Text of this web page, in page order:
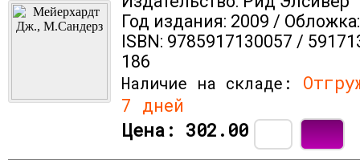
Год издания: 2009 /
ISBN: 9785917130057 /
186
Наличие на складе:
7 дней
Цена: 302.00